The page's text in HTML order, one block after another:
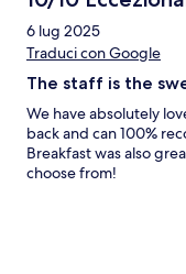
6 lug 2025
Traduci con Google
The staff is the
We have absolutely
back and can 100%
Breakfast was also
choose from!